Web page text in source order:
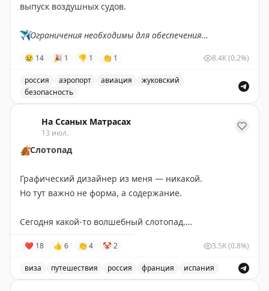
выпуск воздушных судов.
✈️Ограничения необходимы для обеспечения
✈️ Говорит Росавиация|MАХ
😢 14 🎉 1 👎 1 👏 1 8.4K(0.2%)
россия аэропорт авиация
жуковский
безопасность
На Ссаных Матрасах
13 июл.
🍂Слотопад
Графический дизайнер из меня — никакой.
Но тут важно не форма, а содержание.
Сегодня какой-то волшебный слотопад.
Испания — 17 июля,
Франция — 23 июля,
Великобритания — 14 августа.
❤ 18 👍 6 👏 4 🤡2 3.5K(0.8%)
виза путешествия россия франция испания